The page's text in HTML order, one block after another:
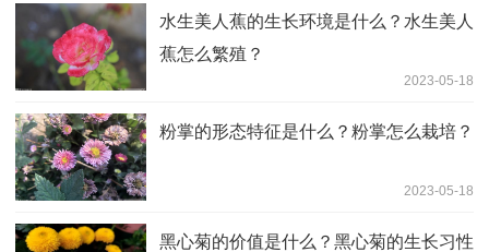
水生美人蕉的生长环境是什么？水生美人
蕉怎么繁殖？
2023-05-18
粉掌的形态特征是什么？粉掌怎么栽培？
2023-05-18
黑心菊的价值是什么？黑心菊的生长习性